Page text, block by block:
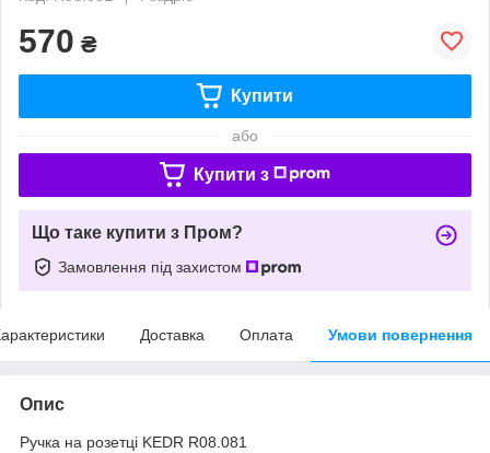
570 ₴
Купити
або
Купити з
Що таке купити з Пром?
Замовлення під захистом
Доставка Оплата Умови повернення
Опис
Ручка на розетці KEDR R08.081